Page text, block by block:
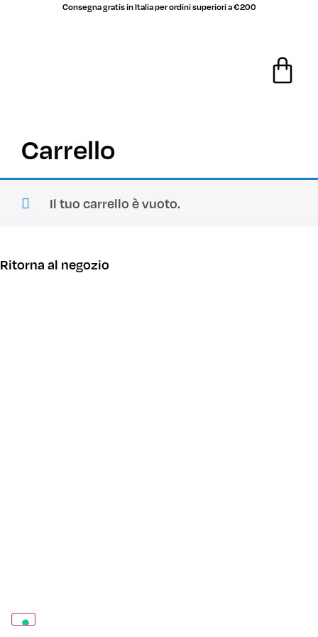
Consegna gratis in Italia per ordini superiori a €200
Carrello
Il tuo carrello è vuoto.
Ritorna al negozio